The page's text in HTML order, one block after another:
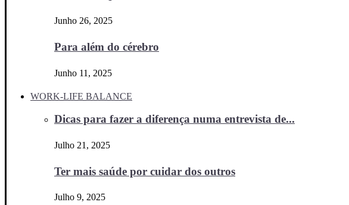
Junho 26, 2025
Para além do cérebro
Junho 11, 2025
WORK-LIFE BALANCE
Dicas para fazer a diferença numa entrevista de...
Julho 21, 2025
Ter mais saúde por cuidar dos outros
Julho 9, 2025